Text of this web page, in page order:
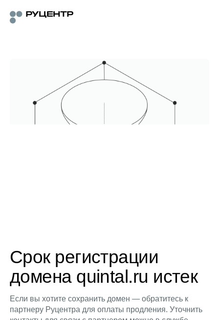
Срок регистрации
домена quintal.ru истек
Если вы хотите сохранить домен — обратитесь к
партнеру Руцентра для оплаты продления. Уточнить